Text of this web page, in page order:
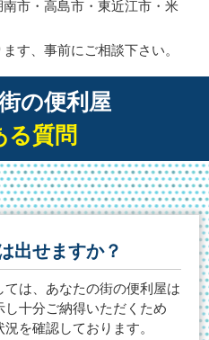
市・高島市・東近江市・米
す、事前にご相談下さい。
の便利屋
る質問
出せますか？
ては、あなたの街の便利屋は
し十分ご納得いただくため
を確認しております。